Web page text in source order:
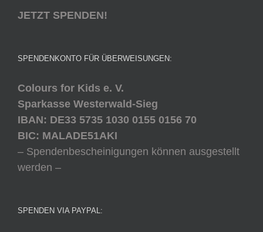
JETZT SPENDEN!
SPENDENKONTO FÜR ÜBERWEISUNGEN:
Colours for Kids e. V.
Sparkasse Westerwald-Sieg
IBAN: DE33 5735 1030 0155 0156 70
BIC: MALADE51AKI
– Spendenbescheinigungen können ausgestellt
werden –
SPENDEN VIA PAYPAL: